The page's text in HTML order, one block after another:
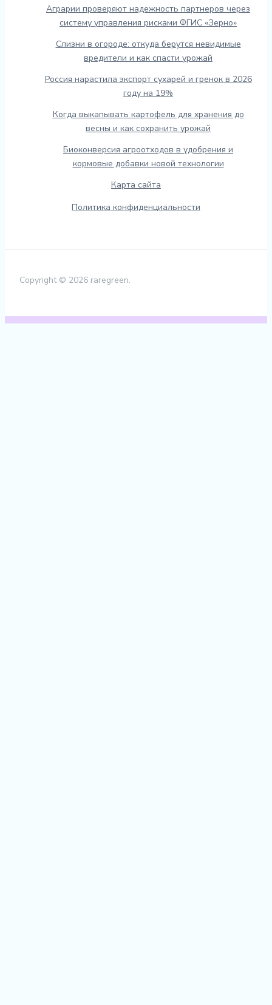
Аграрии проверяют надежность партнеров через
систему управления рисками ФГИС «Зерно»
Слизни в огороде: откуда берутся невидимые
вредители и как спасти урожай
Россия нарастила экспорт сухарей и гренок в 2026
году на 19%
Когда выкапывать картофель для хранения до
весны и как сохранить урожай
Биоконверсия агроотходов в удобрения и
кормовые добавки новой технологии
Карта сайта
Политика конфиденциальности
Copyright © 2026 raregreen.